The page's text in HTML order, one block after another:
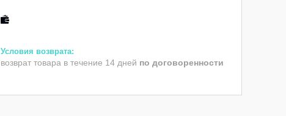
возврат товара в течение 14 дней по договоренности